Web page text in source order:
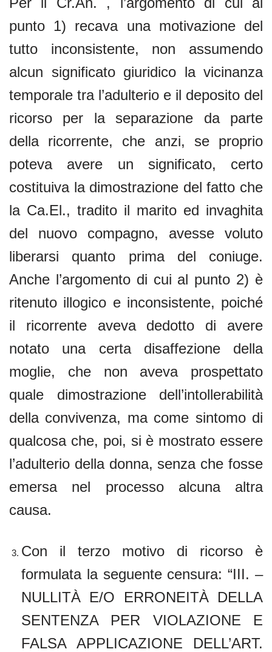
punto 1) recava una motivazione del
tutto inconsistente, non assumendo
alcun significato giuridico la vicinanza
temporale tra l’adulterio e il deposito del
ricorso per la separazione da parte
della ricorrente, che anzi, se proprio
poteva avere un significato, certo
costituiva la dimostrazione del fatto che
la Ca.El., tradito il marito ed invaghita
del nuovo compagno, avesse voluto
liberarsi quanto prima del coniuge.
Anche l’argomento di cui al punto 2) è
ritenuto illogico e inconsistente, poiché
il ricorrente aveva dedotto di avere
notato una certa disaffezione della
moglie, che non aveva prospettato
quale dimostrazione dell’intollerabilità
della convivenza, ma come sintomo di
qualcosa che, poi, si è mostrato essere
l’adulterio della donna, senza che fosse
emersa nel processo alcuna altra
causa.
Con il terzo motivo di ricorso è
formulata la seguente censura: “III. –
NULLITÀ E/O ERRONEITÀ DELLA
SENTENZA PER VIOLAZIONE E
FALSA APPLICAZIONE DELL’ART.